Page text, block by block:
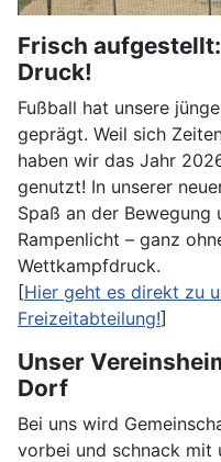
Frisch
Druck!
Fußball hat unsere
geprägt. Weil sich
haben wir das Jahr
genutzt! In unserer
Spaß an der Bewegung
Rampenlicht – ganz
Wettkampfdruck.
[Hier geht es direkt zu
Freizeitabteilung!]
Unser
Dorf
Bei uns wird
vorbei und schnack mit